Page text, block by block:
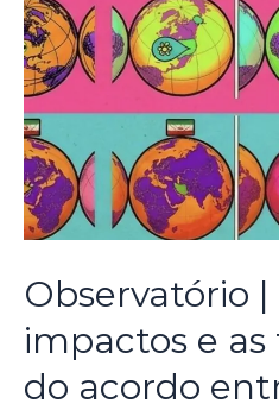
Observatório
impactos e
do acordo